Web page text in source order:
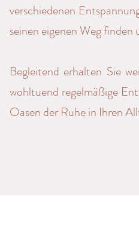
verschiedenen
seinen eigenen Weg
Begleitend erhalten Sie
wohltuend regelmäßige
Oasen der Ruhe in Ihren